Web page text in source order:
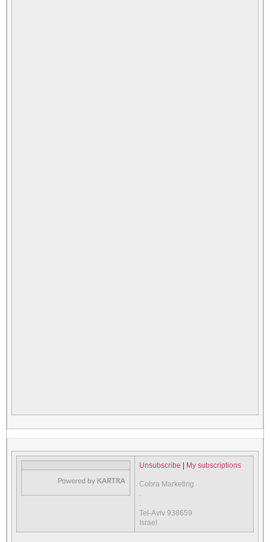
Unsubscribe My subscriptions
Cobra Marketing
.
.
Tel-Aviv 938659
Israel